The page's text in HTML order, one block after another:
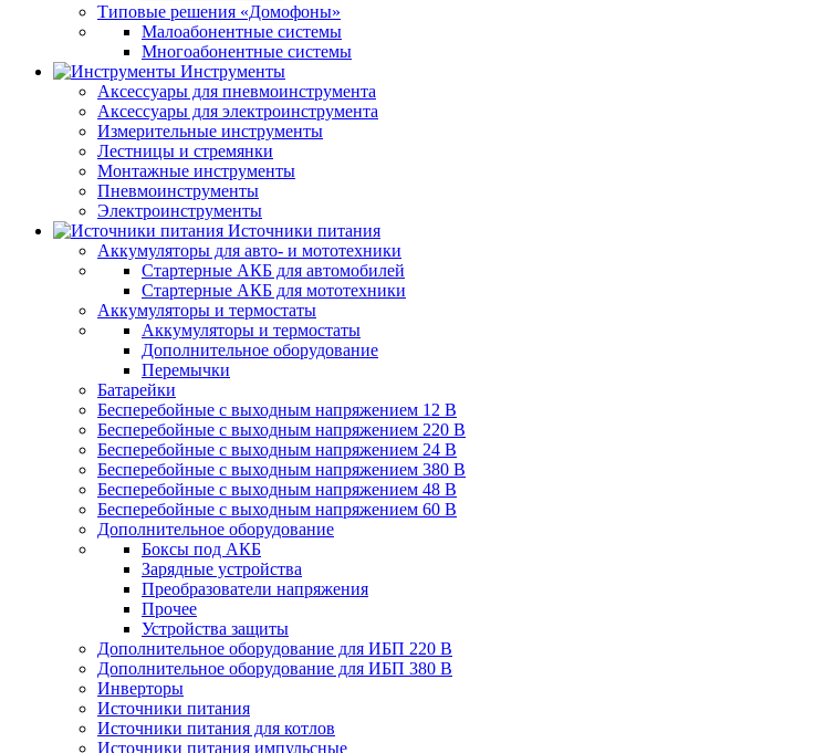
Типовые решения «Домофоны»
Малоабонентные системы
Многоабонентные системы
Инструменты
Аксессуары для пневмоинструмента
Аксессуары для электроинструмента
Измерительные инструменты
Лестницы и стремянки
Монтажные инструменты
Пневмоинструменты
Электроинструменты
Источники питания
Аккумуляторы для авто- и мототехники
Стартерные АКБ для автомобилей
Стартерные АКБ для мототехники
Аккумуляторы и термостаты
Аккумуляторы и термостаты
Дополнительное оборудование
Перемычки
Батарейки
Бесперебойные с выходным напряжением 12 В
Бесперебойные с выходным напряжением 220 В
Бесперебойные с выходным напряжением 24 В
Бесперебойные с выходным напряжением 380 В
Бесперебойные с выходным напряжением 48 В
Бесперебойные с выходным напряжением 60 В
Дополнительное оборудование
Боксы под АКБ
Зарядные устройства
Преобразователи напряжения
Прочее
Устройства защиты
Дополнительное оборудование для ИБП 220 В
Дополнительное оборудование для ИБП 380 В
Инверторы
Источники питания
Источники питания для котлов
Источники питания импульсные